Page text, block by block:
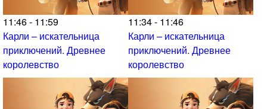
11:46 - 11:59
Карли – искательница
приключений. Древнее
королевство
11:34 - 11:46
Карли – искательница
приключений. Древнее
королевство